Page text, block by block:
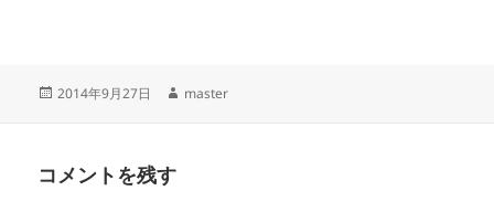
投
2014年9月27日
作
master
コメントを残す